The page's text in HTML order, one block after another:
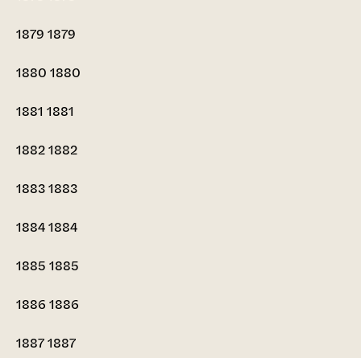
1879 1879
1880 1880
1881 1881
18821882
18831883
18841884
1885 1885
1886 1886
18871887